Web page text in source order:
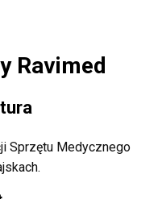
Ravimed
Sprzętu Medycznego